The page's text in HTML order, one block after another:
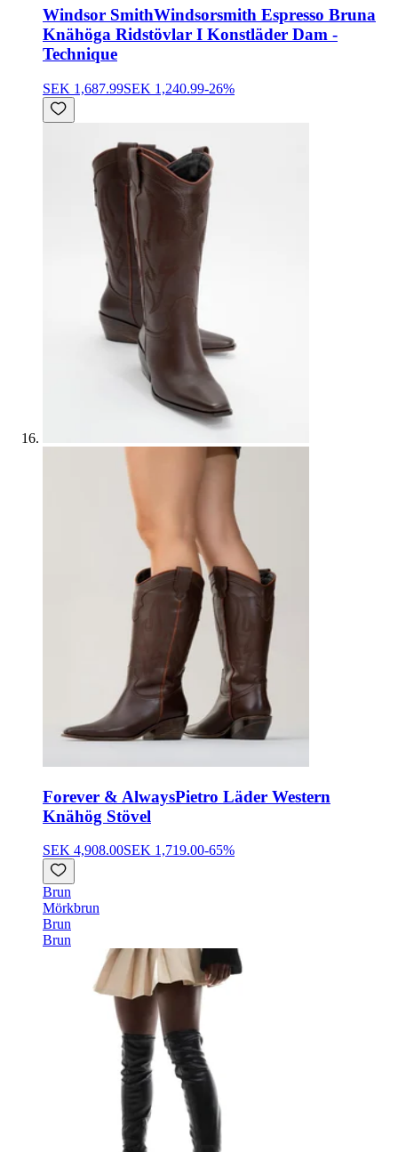
Windsor SmithWindsorsmith Espresso Bruna
Knähöga Ridstövlar I Konstläder Dam -
Technique
SEK 1,687.99SEK 1,240.99-26%
Forever & AlwaysPietro Läder Western
Knähög Stövel
SEK 4,908.00SEK 1,719.00-65%
Brun
Mörkbrun
Brun
Brun